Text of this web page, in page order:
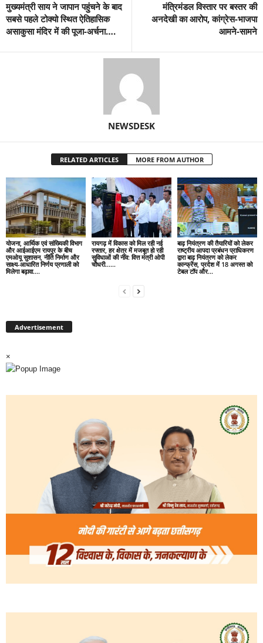
मुख्यमंत्री साय ने जापान पहुंचने के बाद
सबसे पहले टोक्यो स्थित ऐतिहासिक
असाकुसा मंदिर में की पूजा-अर्चना….
मंत्रिमंडल विस्तार पर बस्तर की
अनदेखी का आरोप, कांग्रेस-भाजपा
आमने-सामने
NEWSDESK
RELATED ARTICLES MORE FROM AUTHOR
योजना, आर्थिक एवं सांख्यिकी विभाग
और आईआईएम रायपुर के बीच
एमओयू सुशासन, नीति निर्माण और
साक्ष्य-आधारित निर्णय प्रणाली को
मिलेगा बढ़ावा….
रायगढ़ में विकास को मिल रही नई
रफ्तार, हर क्षेत्र में मजबूत हो रही
सुविधाओं की नींव: वित्त मंत्री ओपी
चौधरी……
बाढ़ नियंत्रण की तैयारियों को लेकर
राष्ट्रीय आपदा प्रबंधन प्राधिकरण
द्वारा बाढ़ नियंत्रण को लेकर
कान्फ्रेंस, प्रदेश में 18 अगस्त को
टेबल टॉप और...
Advertisement
×